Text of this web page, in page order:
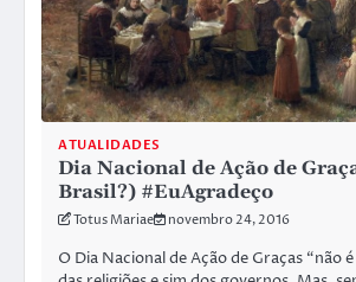
ATUALIDADES
Dia Nacional de Ação de
Brasil?) #EuAgradeço
Totus Mariae novembro 24, 2016
O Dia Nacional de Ação de Graças “não